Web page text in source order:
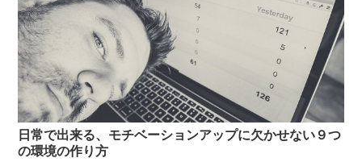
日常で出来る、モチベーションアップに欠かせない９つ
の環境の作り方